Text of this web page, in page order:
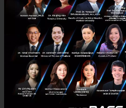
RELATED ARTICLE